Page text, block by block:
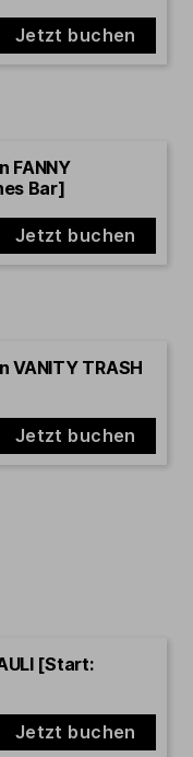
Jetzt buchen
FANNY
Bar]
Jetzt buchen
VANITY TRASH
Jetzt buchen
[Start:
Jetzt buchen